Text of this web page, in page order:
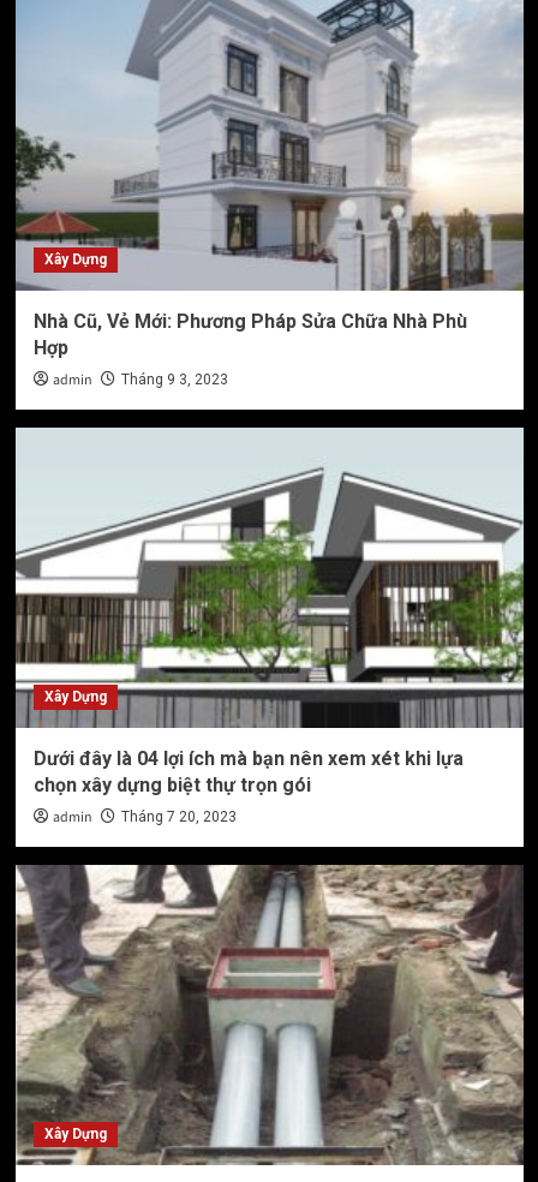
Xây Dựng
Nhà Cũ, Vẻ Mới: Phương Pháp Sửa Chữa Nhà Phù
Hợp
admin Tháng 9 3, 2023
Xây Dựng
Dưới đây là 04 lợi ích mà bạn nên xem xét khi lựa
chọn xây dựng biệt thự trọn gói
admin Tháng 7 20, 2023
Xây Dựng